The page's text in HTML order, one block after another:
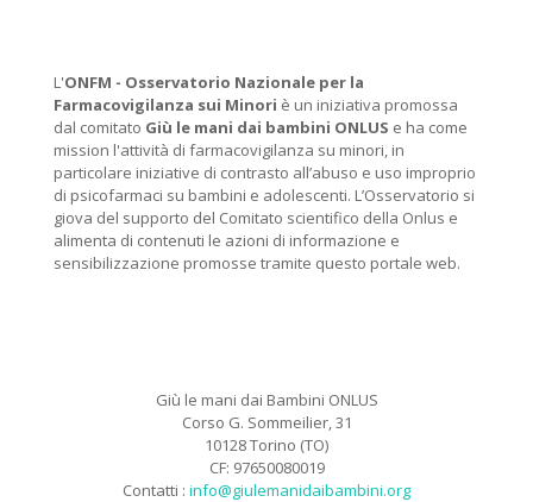
L'ONFM - Osservatorio Nazionale per la
Farmacovigilanza sui Minori è un iniziativa promossa
dal comitato Giù le mani dai bambini ONLUS e ha come
mission l'attività di farmacovigilanza su minori, in
particolare iniziative di contrasto all’abuso e uso improprio
di psicofarmaci su bambini e adolescenti. L’Osservatorio si
giova del supporto del Comitato scientifico della Onlus e
alimenta di contenuti le azioni di informazione e
sensibilizzazione promosse tramite questo portale web.
Giù le mani dai Bambini ONLUS
Corso G. Sommeilier, 31
10128 Torino (TO)
CF: 97650080019
Contatti : info@giulemanidaibambini.org